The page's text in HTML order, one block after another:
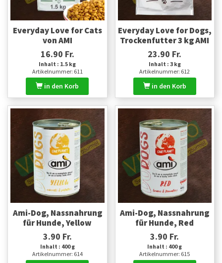
Everyday Love for Cats
von AMI
16.90 Fr.
Inhalt : 1.5 kg
Artikelnummer: 611
in den Korb
Everyday Love for Dogs,
Trockenfutter 3 kg AMI
23.90 Fr.
Inhalt : 3 kg
Artikelnummer: 612
in den Korb
Ami-Dog, Nassnahrung
für Hunde, Yellow
3.90 Fr.
Inhalt : 400 g
Artikelnummer: 614
Ami-Dog, Nassnahrung
für Hunde, Red
3.90 Fr.
Inhalt : 400 g
Artikelnummer: 615